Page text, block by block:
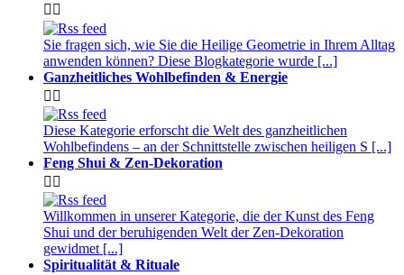
 
Sie fragen sich, wie Sie die Heilige Geometrie in Ihrem Alltag
anwenden können? Diese Blogkategorie wurde [...]
Ganzheitliches Wohlbefinden & Energie
 
Diese Kategorie erforscht die Welt des ganzheitlichen
Wohlbefindens – an der Schnittstelle zwischen heiligen S [...]
Feng Shui & Zen-Dekoration
 
Willkommen in unserer Kategorie, die der Kunst des Feng
Shui und der beruhigenden Welt der Zen-Dekoration
gewidmet [...]
Spiritualität & Rituale